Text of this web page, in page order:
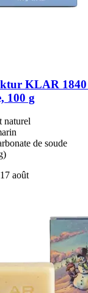
KLAR 1840
100 g
naturel
de soude
août